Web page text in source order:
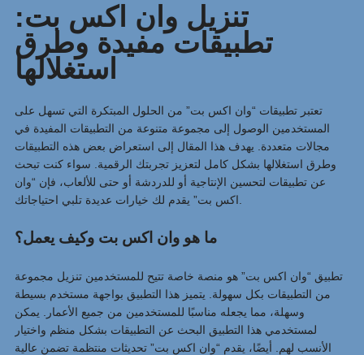
تنزيل وان اكس بت:
تطبيقات مفيدة وطرق
استغلالها
تعتبر تطبيقات “وان اكس بت” من الحلول المبتكرة التي تسهل على
المستخدمين الوصول إلى مجموعة متنوعة من التطبيقات المفيدة في
مجالات متعددة. يهدف هذا المقال إلى استعراض بعض هذه التطبيقات
وطرق استغلالها بشكل كامل لتعزيز تجربتك الرقمية. سواء كنت تبحث
عن تطبيقات لتحسين الإنتاجية أو للدردشة أو حتى للألعاب، فإن “وان
ما هو وان اكس بت وكيف يعمل؟
تطبيق “وان اكس بت” هو منصة خاصة تتيح للمستخدمين تنزيل مجموعة
من التطبيقات بكل سهولة. يتميز هذا التطبيق بواجهة مستخدم بسيطة
وسهلة، مما يجعله مناسبًا للمستخدمين من جميع الأعمار. يمكن
لمستخدمي هذا التطبيق البحث عن التطبيقات بشكل منظم واختيار
الأنسب لهم. أيضًا، يقدم “وان اكس بت” تحديثات منتظمة تضمن عالية